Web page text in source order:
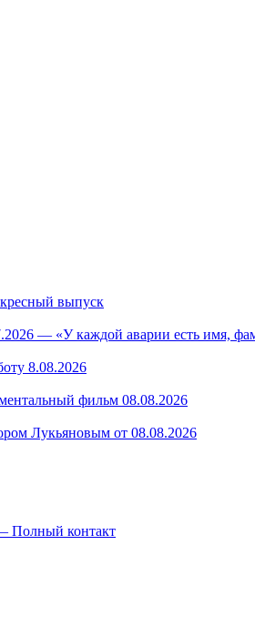
выпуск
— «У каждой аварии есть имя,
8.08.2026
фильм 08.08.2026
Лукьяновым от 08.08.2026
Полный контакт